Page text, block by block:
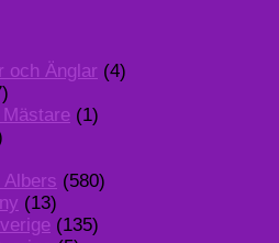
och Änglar (4)
(1)
Albers (580)
(13)
(135)